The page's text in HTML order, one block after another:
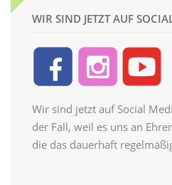
WIR SIND JETZT AUF
Wir sind jetzt auf Social
der Fall, weil es uns an
die das dauerhaft